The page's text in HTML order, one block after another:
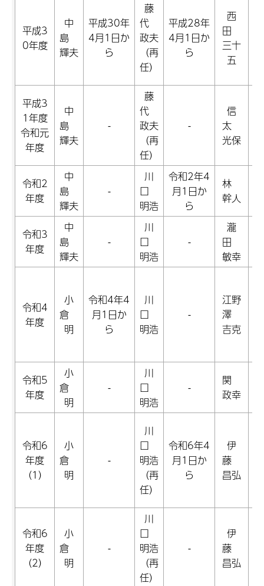
平成3
0年度
中
島
輝夫
平成30年
4月1日か
ら
藤
代
政夫
（再
任）
平成28年
4月1日か
ら
西
田
三十
五
平成3
1年度
令和元
年度
中
島
輝夫
-
藤
代
政夫
（再
任）
-
信
太
光保
令和2
年度
中
島
輝夫
-
川
口
明浩
令和2年4
月1日か
ら
林
幹人
令和3
年度
中
島
輝夫
-
川
口
明浩
-
瀧
田
敏幸
令和4
年度
小
倉
明
令和4年4
月1日か
ら
川
口
明浩
-
江野
澤
吉克
令和5
年度
小
倉
明
-
川
口
明浩
-
関
政幸
令和6
年度
（1）
小
倉
明
-
川
口
明浩
（再
任）
令和6年4
月1日か
ら
伊
藤
昌弘
令和6
年度
（2）
小
倉
明
-
川
口
明浩
（再
任）
-
伊
藤
昌弘